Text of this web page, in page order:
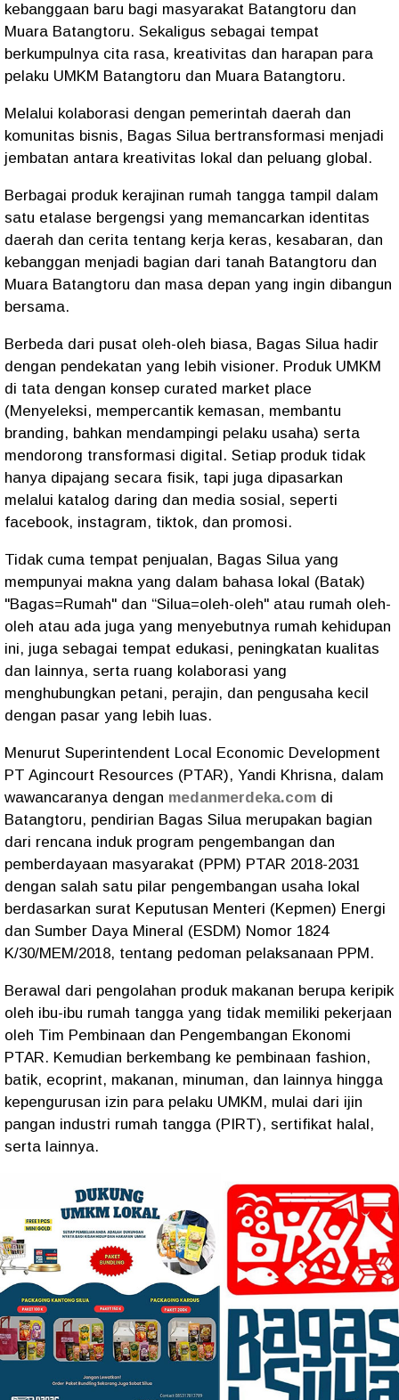
kebanggaan baru bagi masyarakat Batangtoru dan
Muara Batangtoru. Sekaligus sebagai tempat
berkumpulnya cita rasa, kreativitas dan harapan para
pelaku UMKM Batangtoru dan Muara Batangtoru.
Melalui kolaborasi dengan pemerintah daerah dan
komunitas bisnis, Bagas Silua bertransformasi menjadi
jembatan antara kreativitas lokal dan peluang global.
Berbagai produk kerajinan rumah tangga tampil dalam
satu etalase bergengsi yang memancarkan identitas
daerah dan cerita tentang kerja keras, kesabaran, dan
kebanggan menjadi bagian dari tanah Batangtoru dan
Muara Batangtoru dan masa depan yang ingin dibangun
bersama.
Berbeda dari pusat oleh-oleh biasa, Bagas Silua hadir
dengan pendekatan yang lebih visioner. Produk UMKM
di tata dengan konsep curated market place
(Menyeleksi, mempercantik kemasan, membantu
branding, bahkan mendampingi pelaku usaha) serta
mendorong transformasi digital. Setiap produk tidak
hanya dipajang secara fisik, tapi juga dipasarkan
melalui katalog daring dan media sosial, seperti
facebook, instagram, tiktok, dan promosi.
Tidak cuma tempat penjualan, Bagas Silua yang
mempunyai makna yang dalam bahasa lokal (Batak)
"Bagas=Rumah" dan “Silua=oleh-oleh" atau rumah oleh-
oleh atau ada juga yang menyebutnya rumah kehidupan
ini, juga sebagai tempat edukasi, peningkatan kualitas
dan lainnya, serta ruang kolaborasi yang
menghubungkan petani, perajin, dan pengusaha kecil
dengan pasar yang lebih luas.
Menurut Superintendent Local Economic Development
PT Agincourt Resources (PTAR), Yandi Khrisna, dalam
wawancaranya dengan medanmerdeka.com di
Batangtoru, pendirian Bagas Silua merupakan bagian
dari rencana induk program pengembangan dan
pemberdayaan masyarakat (PPM) PTAR 2018-2031
dengan salah satu pilar pengembangan usaha lokal
berdasarkan surat Keputusan Menteri (Kepmen) Energi
dan Sumber Daya Mineral (ESDM) Nomor 1824
K/30/MEM/2018, tentang pedoman pelaksanaan PPM.
Berawal dari pengolahan produk makanan berupa keripik
oleh ibu-ibu rumah tangga yang tidak memiliki pekerjaan
oleh Tim Pembinaan dan Pengembangan Ekonomi
PTAR. Kemudian berkembang ke pembinaan fashion,
batik, ecoprint, makanan, minuman, dan lainnya hingga
kepengurusan izin para pelaku UMKM, mulai dari ijin
pangan industri rumah tangga (PIRT), sertifikat halal,
serta lainnya.